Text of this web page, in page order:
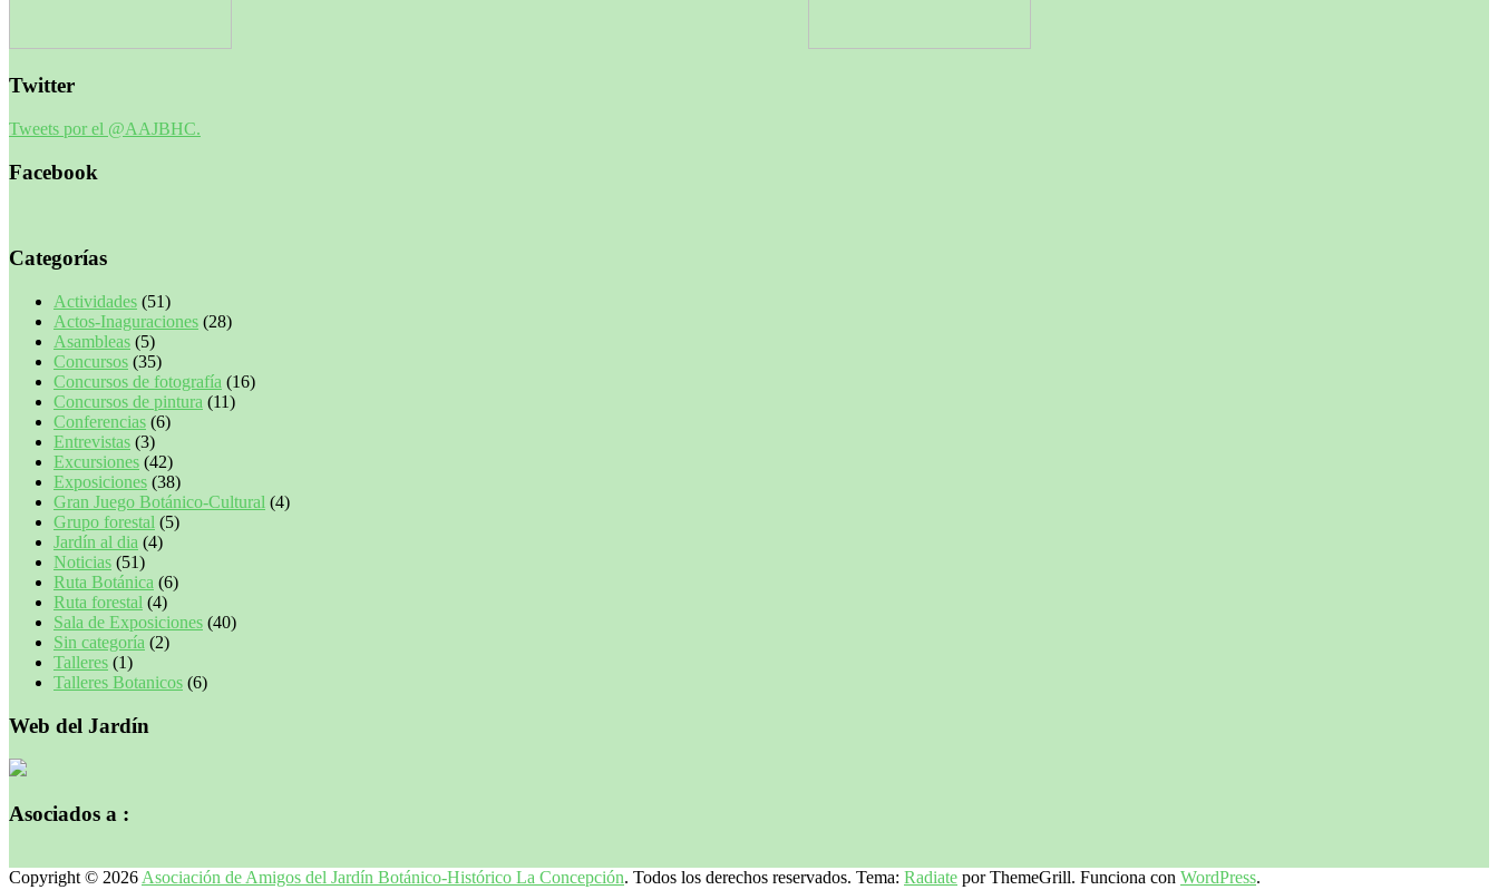
Twitter
Tweets por el @AAJBHC.
Facebook
Categorías
Actividades (51)
Actos-Inaguraciones (28)
Asambleas (5)
Concursos (35)
Concursos de fotografía (16)
Concursos de pintura (11)
Conferencias (6)
Entrevistas (3)
Excursiones (42)
Exposiciones (38)
Gran Juego Botánico-Cultural (4)
Grupo forestal (5)
Jardín al dia (4)
Noticias (51)
Ruta Botánica (6)
Ruta forestal (4)
Sala de Exposiciones (40)
Sin categoría (2)
Talleres (1)
Talleres Botanicos (6)
Web del Jardín
Asociados a :
Copyright © 2026 Asociación de Amigos del Jardín Botánico-Histórico La Concepción. Todos los derechos reservados. Tema: Radiate por ThemeGrill. Funciona con WordPress.